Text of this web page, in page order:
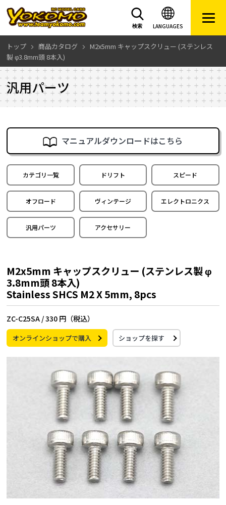
LANGUAGES
検索
トップ 商品カタログ
M2x5mm キャップスクリュー (ステンレス
製 φ3.8mm頭 8本入)
汎用パーツ
マニュアルダウンロードはこちら
カテゴリ一覧 ドリフト スピード
オフロード ヴィンテージ エレクトロニクス
汎用パーツ アクセサリー
M2x5mm キャップスクリュー (ステンレス製 φ
3.8mm頭 8本入)
Stainless SHCS M2 X 5mm, 8pcs
ZC-C25SA /330 円（税込）
オンラインショップで購入 ショップを探す